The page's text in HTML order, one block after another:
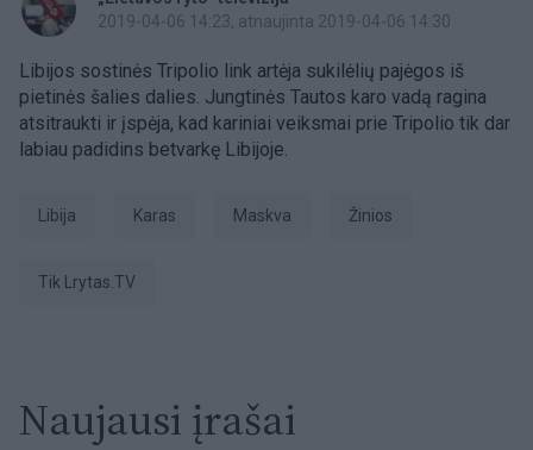
2019-04-06 14:23, atnaujinta 2019-04-06 14:30
Libijos sostinės Tripolio link artėja sukilėlių pajėgos iš
pietinės šalies dalies. Jungtinės Tautos karo vadą ragina
atsitraukti ir įspėja, kad kariniai veiksmai prie Tripolio tik dar
labiau padidins betvarkę Libijoje.
Libija Karas Maskva Žinios
tik Lrytas.TV
Naujausi įrašai